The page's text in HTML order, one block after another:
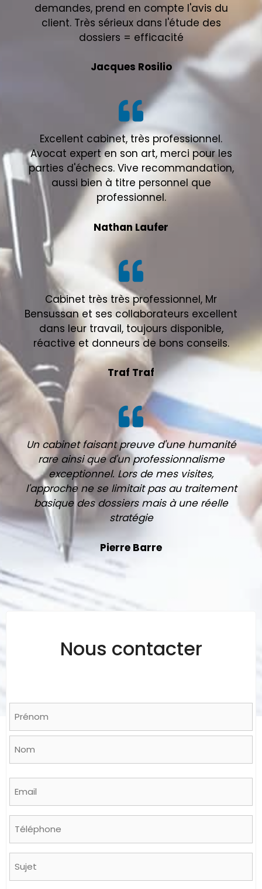
demandes, prend en compte l'avis du
client. Très sérieux dans l'étude des
dossiers = efficacité
Jacques Rosilio
Excellent cabinet, très professionnel.
Avocat expert en son art, merci pour les
parties d'échecs. Vive recommandation,
aussi bien à titre personnel que
professionnel.
Nathan Laufer
Cabinet très très professionnel, Mr
Bensussan et ses collaborateurs excellent
dans leur travail, toujours disponible,
réactive et donneurs de bons conseils.
Traf Traf
Un cabinet faisant preuve d'une humanité
rare ainsi que d'un professionnalisme
exceptionnel. Lors de mes visites,
l'approche ne se limitait pas au traitement
basique des dossiers mais à une réelle
stratégie
Pierre Barre
Nous contacter
Prénom